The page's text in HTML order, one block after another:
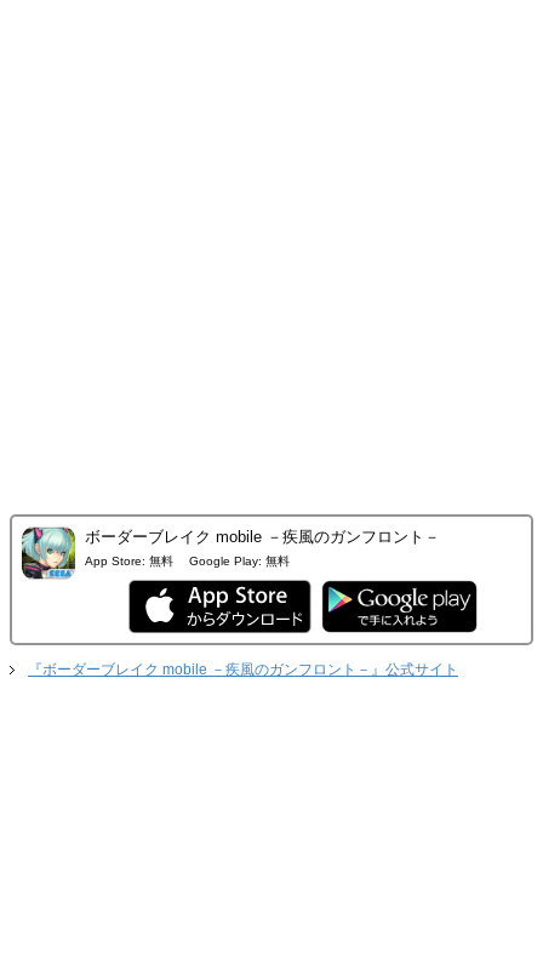
ボーダーブレイク mobile －疾風のガンフロント－
App Store: 無料 Google Play: 無料
『ボーダーブレイク mobile －疾風のガンフロント－』公式サイト